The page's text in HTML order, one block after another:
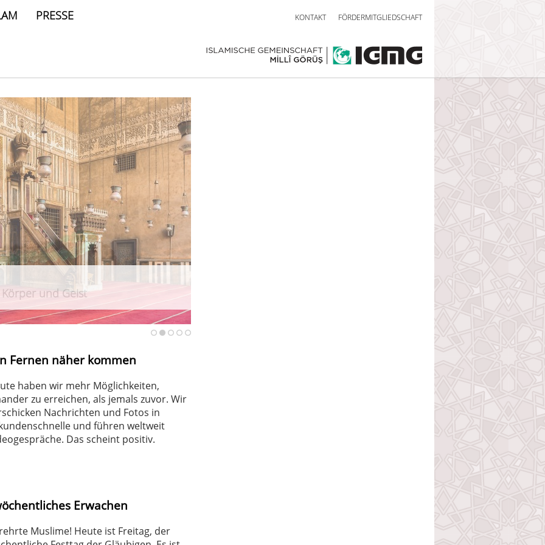
PRESSE KONTAKT FÖRDERMITGLIEDSCHAFT
und Geist
Angriff auf Berliner CSD
Fernen näher kommen
haben wir mehr Möglichkeiten,
zu erreichen, als jemals zuvor. Wir
Nachrichten und Fotos in
und führen weltweit
Das scheint positiv.
Erwachen
Muslime! Heute ist Freitag, der